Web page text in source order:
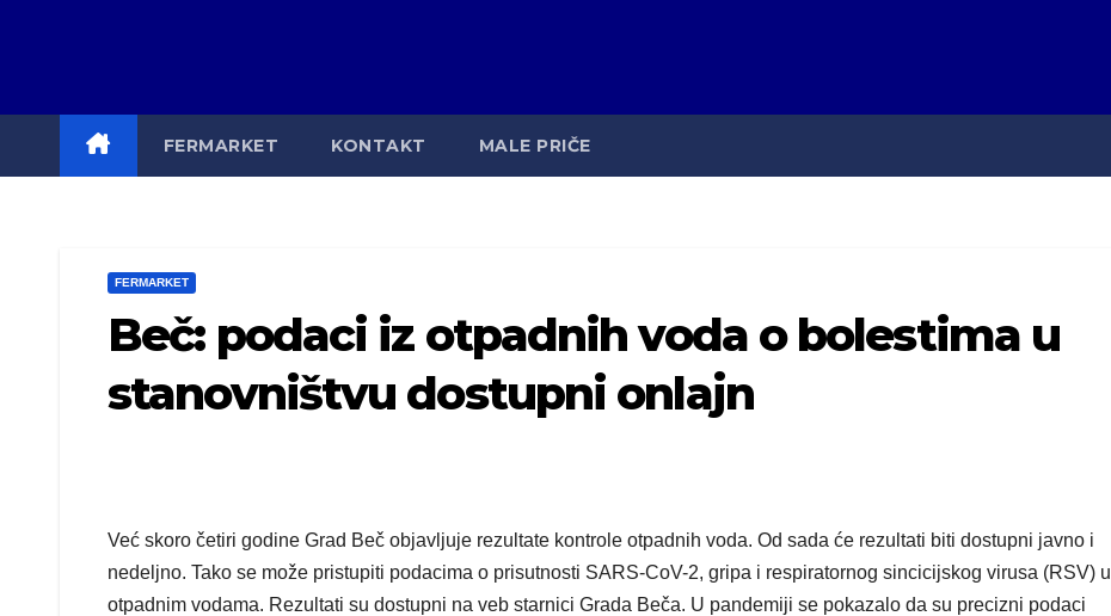
FERMARKET KONTAKT MALE PRIČE
FERMARKET
Beč: podaci iz otpadnih voda o bolestima u
stanovništvu dostupni onlajn
Već skoro četiri godine Grad Beč objavljuje rezultate kontrole otpadnih voda. Od sada će rezultati biti dostupni javno i
nedeljno. Tako se može pristupiti podacima o prisutnosti SARS-CoV-2, gripa i respiratornog sincicijskog virusa (RSV) u
otpadnim vodama. Rezultati su dostupni na veb starnici Grada Beča. U pandemiji se pokazalo da su precizni podaci